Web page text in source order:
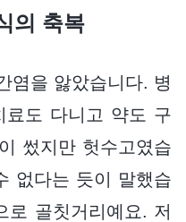
의 축복
염을 앓았습니다. 병
도 다니고 약도 구
썼지만 헛수고였습
없다는 듯이 말했습
로 골칫거리예요. 저